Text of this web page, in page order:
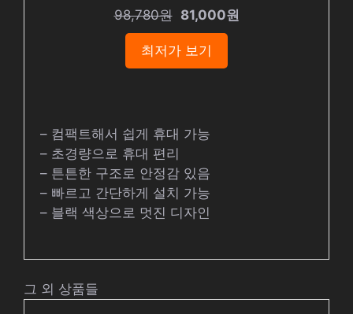
98,780원 81,000원
최저가 보기
– 컴팩트해서 쉽게 휴대 가능
– 초경량으로 휴대 편리
– 튼튼한 구조로 안정감 있음
– 빠르고 간단하게 설치 가능
– 블랙 색상으로 멋진 디자인
그 외 상품들